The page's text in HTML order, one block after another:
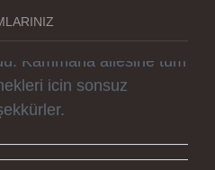
ulaştı. Keyifli ve özel
doğum günü hediyesi
Kammana ailesine tüm
icin sonsuz